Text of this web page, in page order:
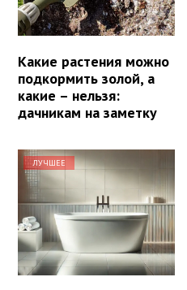
Какие растения можно
подкормить золой, а
какие – нельзя:
дачникам на заметку
ЛУЧШЕЕ